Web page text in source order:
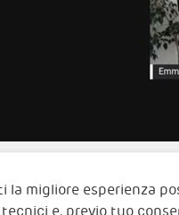
la migliore esperienza
e, previo tuo